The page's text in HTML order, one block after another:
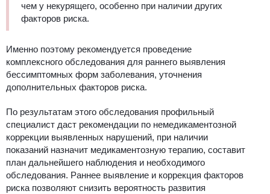
чем у некурящего, особенно при наличии других
факторов риска.
Именно поэтому рекомендуется проведение
комплексного обследования для раннего выявления
бессимптомных форм заболевания, уточнения
дополнительных факторов риска.
По результатам этого обследования профильный
специалист даст рекомендации по немедикаментозной
коррекции выявленных нарушений, при наличии
показаний назначит медикаментозную терапию, составит
план дальнейшего наблюдения и необходимого
обследования. Раннее выявление и коррекция факторов
риска позволяют снизить вероятность развития